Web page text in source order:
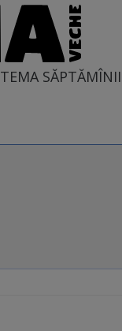
TEMA SĂPTĂMÎNII